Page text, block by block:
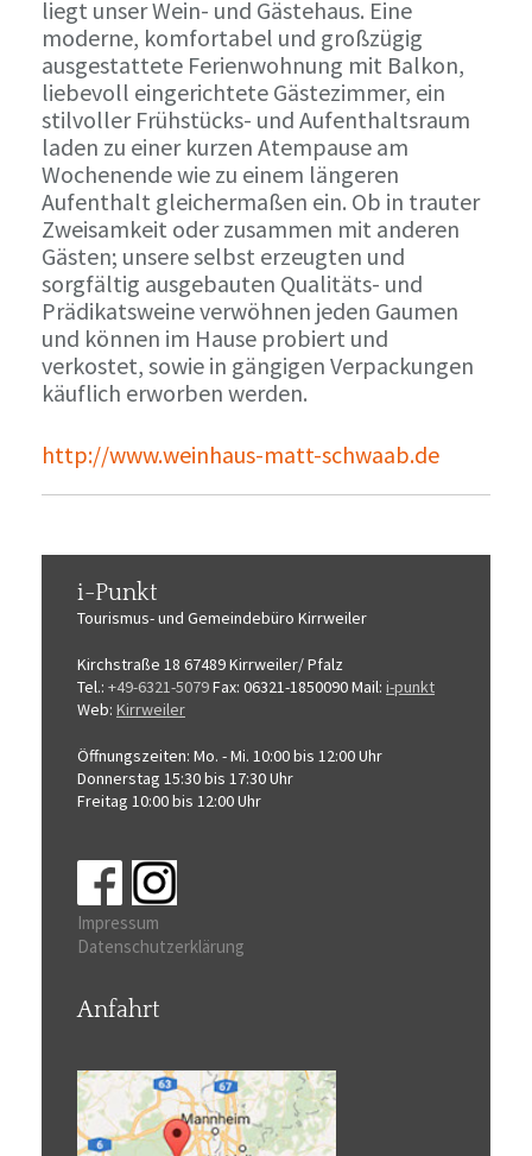
liegt unser Wein- und Gästehaus. Eine
moderne, komfortabel und großzügig
ausgestattete Ferienwohnung mit Balkon,
liebevoll eingerichtete Gästezimmer, ein
stilvoller Frühstücks- und Aufenthaltsraum
laden zu einer kurzen Atempause am
Wochenende wie zu einem längeren
Aufenthalt gleichermaßen ein. Ob in trauter
Zweisamkeit oder zusammen mit anderen
Gästen; unsere selbst erzeugten und
sorgfältig ausgebauten Qualitäts- und
Prädikatsweine verwöhnen jeden Gaumen
und können im Hause probiert und
verkostet, sowie in gängigen Verpackungen
käuflich erworben werden.
http://www.weinhaus-matt-schwaab.de
i-Punkt
Tourismus-und Gemeindebüro Kirrweiler
Kirchstraße 18 67489 Kirrweiler/ Pfalz
Tel.: +49-6321-5079Fax: 06321-1850090Mail: i-punkt
Web: Kirrweiler
Öffnungszeiten: Mo. - Mi. 10:00 bis 12:00 Uhr
Donnerstag 15:30 bis 17:30 Uhr
Freitag 10:00 bis 12:00 Uhr
Impressum
Datenschutzerklärung
Anfahrt